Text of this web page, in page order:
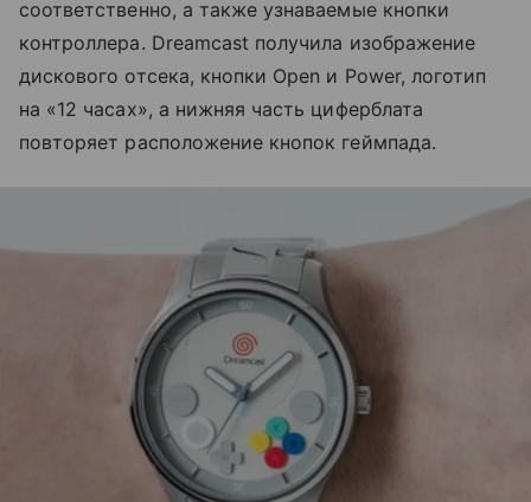
соответственно, а также узнаваемые кнопки
контроллера. Dreamcast получила изображение
дискового отсека, кнопки Open и Power, логотип
на «12 часах», а нижняя часть циферблата
повторяет расположение кнопок геймпада.